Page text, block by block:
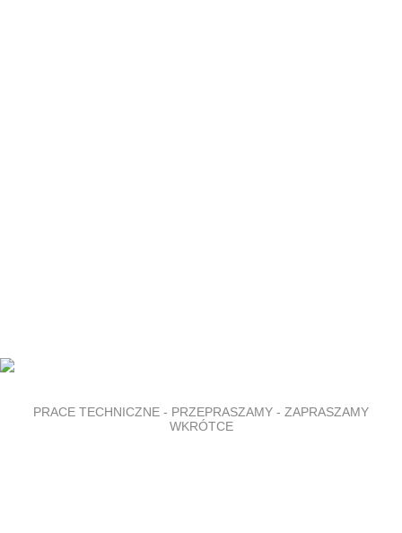
PRACE TECHNICZNE - PRZEPRASZAMY - ZAPRASZAMY
WKRÓTCE